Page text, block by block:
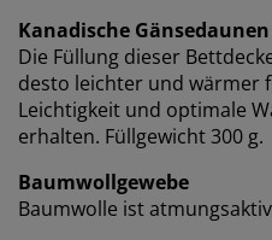
Kanadische
Die Füllung dieser
desto leichter und wärmer
Leichtigkeit und optimale
erhalten. Füllgewicht 300 g.
Baumwollgewebe
Baumwolle ist